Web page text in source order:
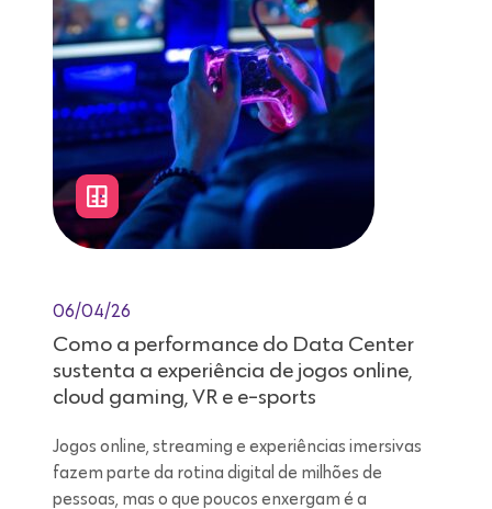
06/04/26
Como a performance do Data Center
sustenta a experiência de jogos online,
cloud gaming, VR e e-sports
Jogos online, streaming e experiências imersivas
fazem parte da rotina digital de milhões de
pessoas, mas o que poucos enxergam é a